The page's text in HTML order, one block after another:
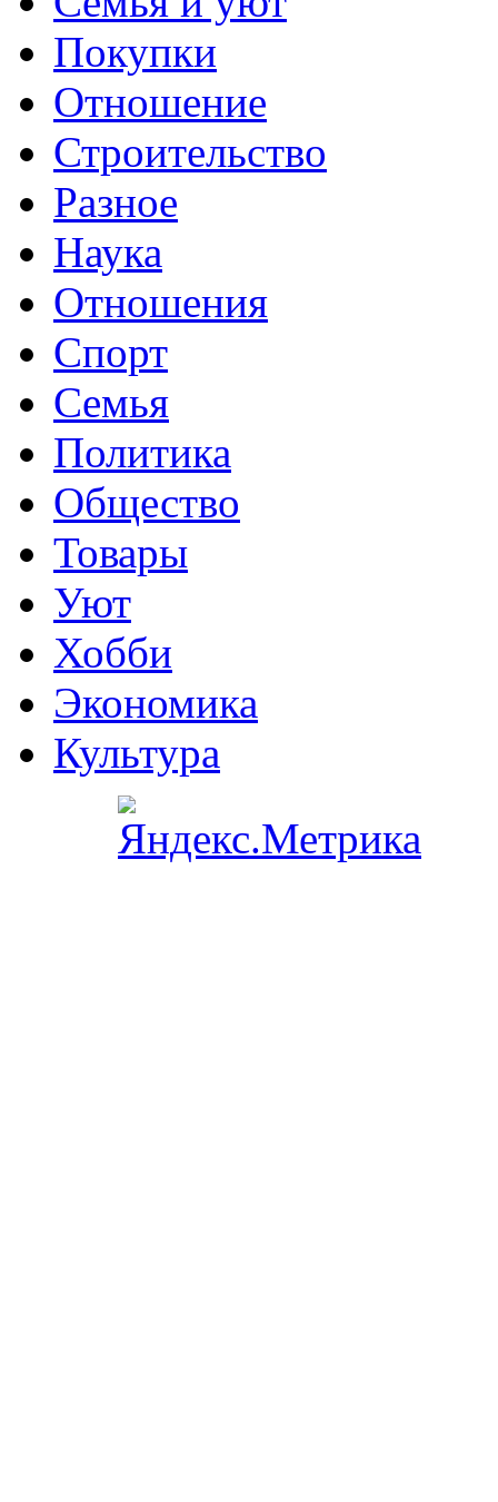
Покупки
Отношение
Строительство
Разное
Наука
Отношения
Спорт
Семья
Политика
Общество
Товары
Уют
Хобби
Экономика
Культура